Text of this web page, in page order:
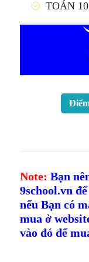
TOÁN
Note: Bạn
9school.vn
nếu Bạn có
mua ở
vào đó để